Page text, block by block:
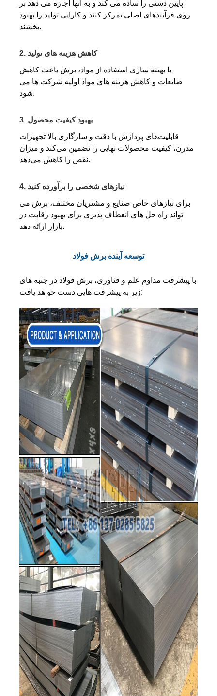
پایین دستی را ساده می کند و به آنها اجازه می دهد بر
روی فرآیندهای اصلی تمرکز کنند و کارایی تولید را بهبود
بخشند.
2. کاهش هزینه های تولید
با بهینه سازی استفاده از مواد، برش باعث کاهش
ضایعات و کاهش هزینه های مواد اولیه شرکت ها می
شود.
3. بهبود کیفیت محصول
قابلیت‌های پردازش با دقت و سازگاری بالا تجهیزات
مدرن، کیفیت محصولات نهایی را تضمین می‌کند و میزان
نقص را کاهش می‌دهد.
4. نیازهای شخصی را برآورده کنید
برای نیازهای خاص صنایع و مشتریان مختلف، برش می
تواند راه حل های انعطاف پذیری برای بهبود رقابت در
بازار ارائه دهد.
توسعه آینده برش فولاد
با پیشرفت مداوم علم و فناوری، برش فولاد در جنبه های
زیر به پیشرفت هایی دست خواهد یافت: